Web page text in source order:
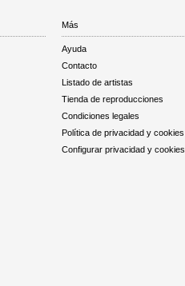
Más
Ayuda
Contacto
Listado de artistas
Tienda de reproducciones
Condiciones legales
Política de privacidad y cookies
Configurar privacidad y cookies